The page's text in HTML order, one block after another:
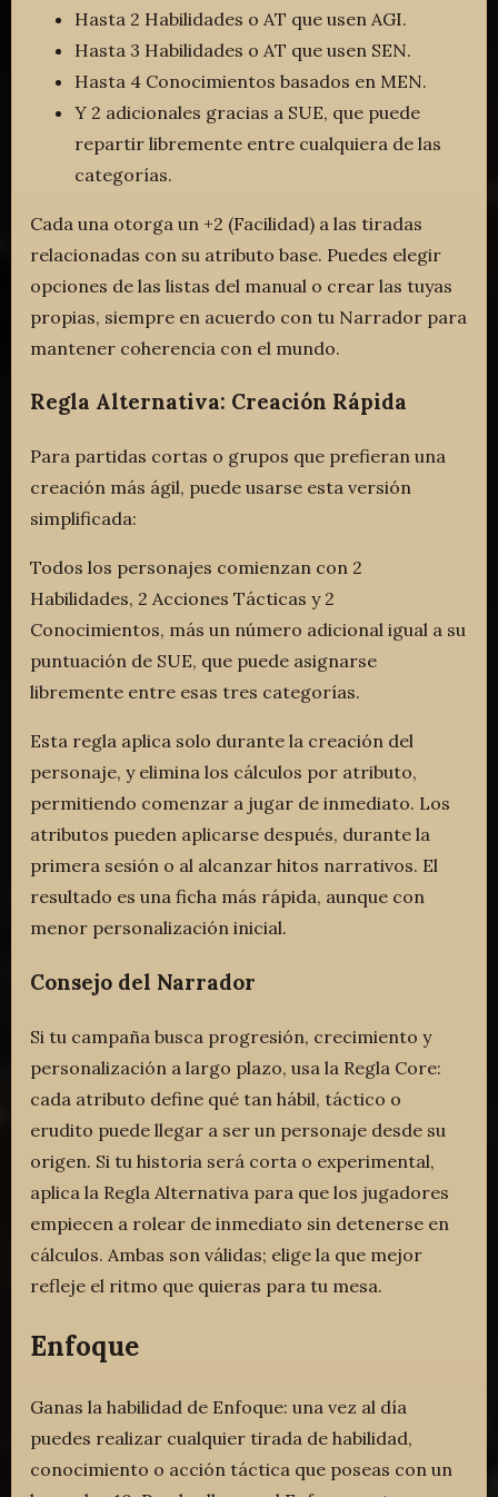
Hasta 2 Habilidades o AT que usen AGI.
Hasta 3 Habilidades o AT que usen SEN.
Hasta 4 Conocimientos basados en MEN.
Y 2 adicionales gracias a SUE, que puede
repartir libremente entre cualquiera de las
categorías.
Cada una otorga un +2 (Facilidad) a las tiradas
relacionadas con su atributo base. Puedes elegir
opciones de las listas del manual o crear las tuyas
propias, siempre en acuerdo con tu Narrador para
mantener coherencia con el mundo.
Regla Alternativa: Creación Rápida
Para partidas cortas o grupos que prefieran una
creación más ágil, puede usarse esta versión
simplificada:
Todos los personajes comienzan con 2
Habilidades, 2 Acciones Tácticas y 2
Conocimientos, más un número adicional igual a su
puntuación de SUE, que puede asignarse
libremente entre esas tres categorías.
Esta regla aplica solo durante la creación del
personaje, y elimina los cálculos por atributo,
permitiendo comenzar a jugar de inmediato. Los
atributos pueden aplicarse después, durante la
primera sesión o al alcanzar hitos narrativos. El
resultado es una ficha más rápida, aunque con
menor personalización inicial.
Consejo del Narrador
Si tu campaña busca progresión, crecimiento y
personalización a largo plazo, usa la Regla Core:
cada atributo define qué tan hábil, táctico o
erudito puede llegar a ser un personaje desde su
origen. Si tu historia será corta o experimental,
aplica la Regla Alternativa para que los jugadores
empiecen a rolear de inmediato sin detenerse en
cálculos. Ambas son válidas; elige la que mejor
refleje el ritmo que quieras para tu mesa.
Enfoque
Ganas la habilidad de Enfoque: una vez al día
puedes realizar cualquier tirada de habilidad,
conocimiento o acción táctica que poseas con un